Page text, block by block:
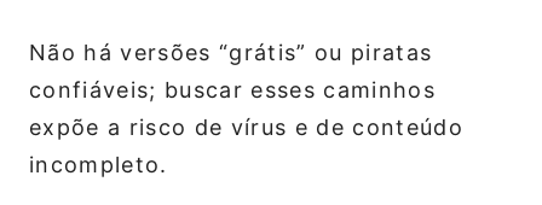
Não há versões “grátis” ou piratas
confiáveis; buscar esses caminhos
expõe a risco de vírus e de conteúdo
incompleto.